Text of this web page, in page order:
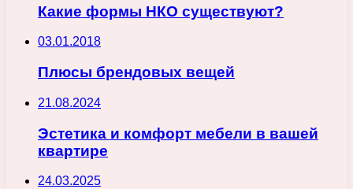
Какие формы НКО существуют?
03.01.2018
Плюсы брендовых вещей
21.08.2024
Эстетика и комфорт мебели в вашей
квартире
24.03.2025